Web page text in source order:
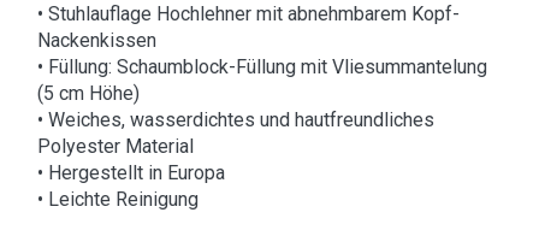
• Stuhlauflage Hochlehner mit abnehmbarem Kopf-
Nackenkissen
• Füllung: Schaumblock-Füllung mit Vliesummantelung
(5 cm Höhe)
• Weiches, wasserdichtes und hautfreundliches
Polyester Material
• Hergestellt in Europa
• Leichte Reinigung